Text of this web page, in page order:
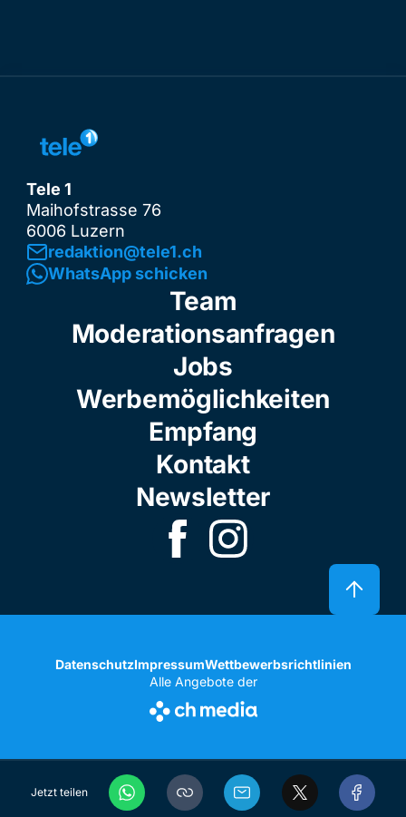
Jetzt teilen
Tele 1
Maihofstrasse 76
6006 Luzern
redaktion@tele1.ch
WhatsApp schicken
Team
Moderationsanfragen
Jobs
Werbemöglichkeiten
Empfang
Kontakt
Newsletter
DatenschutzImpressumWettbewerbsrichtlinien
Alle Angebote der